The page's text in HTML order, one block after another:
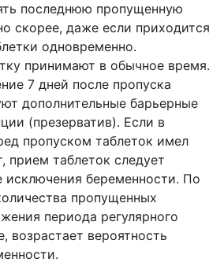
последнюю пропущенную
скорее, даже если приходится
одновременно.
принимают в обычное время.
7 дней после пропуска
дополнительные барьерные
(презерватив). Если в
пропуском таблеток имел
прием таблеток следует
исключения беременности. По
пропущенных
периода регулярного
возрастает вероятность